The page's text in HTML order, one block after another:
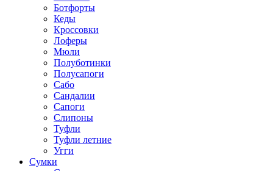
Ботфорты
Кеды
Кроссовки
Лоферы
Мюли
Полуботинки
Полусапоги
Сабо
Сандалии
Сапоги
Слипоны
Туфли
Туфли летние
Угги
Сумки